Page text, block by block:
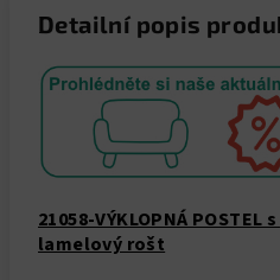
Detailní popis
21058-VÝKLOPNÁ
lamelový rošt